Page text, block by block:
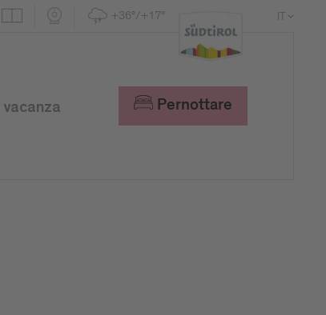
+36°/+17° IT
vacanza Pernottare